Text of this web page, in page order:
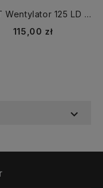
125LDT Wentylator 125 LD TIMER WC biały
Cena
115,00 zł
